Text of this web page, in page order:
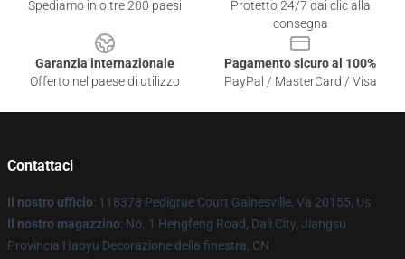
Spediamo in oltre 200 paesi
Protetto 24/7 dai clic alla
consegna
Garanzia internazionale
Offerto nel paese di utilizzo
Pagamento sicuro al 100%
PayPal / MasterCard / Visa
Contattaci
Il nostro ufficio: 118378 Pedigrue Court Gainesville, Va 20155, Us
Il nostro magazzino: No. 1 Hengfeng Road, Dali City, Jiangsu
Provincia Haoyu Decorazione della finestra, CN